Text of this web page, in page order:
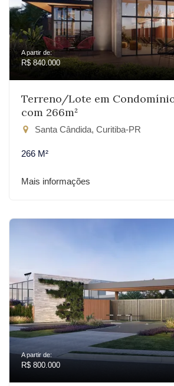
A partir de:
R$ 840.000
Terreno/Lote em
com 266m²
Santa Cândida, Curitiba-PR
266 M²
Mais informações
A partir de:
R$ 800.000